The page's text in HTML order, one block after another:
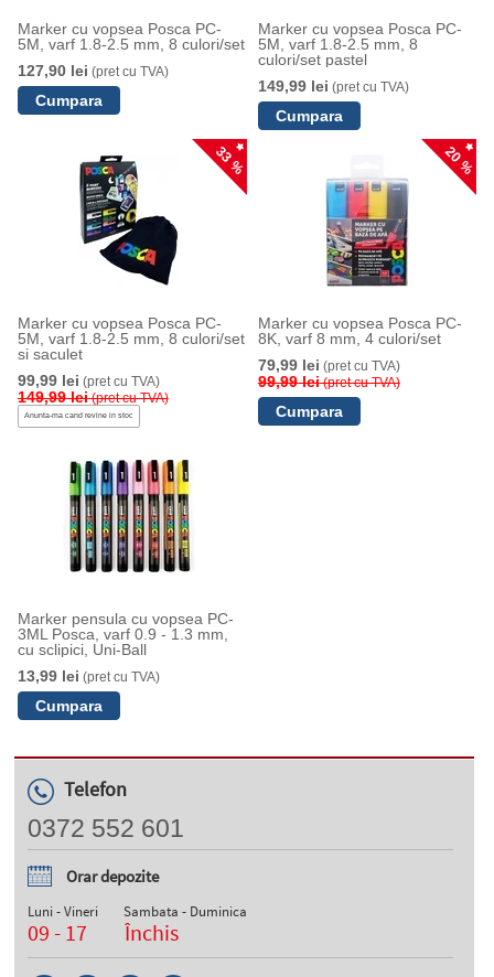
Marker cu vopsea Posca PC-
5M, varf 1.8-2.5 mm, 8 culori/set
127,90 lei (pret cu TVA)
Marker cu vopsea Posca PC-
5M, varf 1.8-2.5 mm, 8
culori/set pastel
149,99 lei (pret cu TVA)
33 %
Marker cu vopsea Posca PC-
5M, varf 1.8-2.5 mm, 8 culori/set
si saculet
99,99 lei (pret cu TVA)
149,99 lei(pret cu TVA)
Anunta-ma cand revine in stoc
20 %
Marker cu vopsea Posca PC-
8K, varf 8 mm, 4 culori/set
79,99 lei (pret cu TVA)
99,99 lei(pret cu TVA)
Marker pensula cu vopsea PC-
3ML Posca, varf 0.9 - 1.3 mm,
cu sclipici, Uni-Ball
13,99 lei (pret cu TVA)
Telefon
0372 552 601
Orar depozite
Luni - Vineri
09 - 17
Sambata - Duminica
Închis